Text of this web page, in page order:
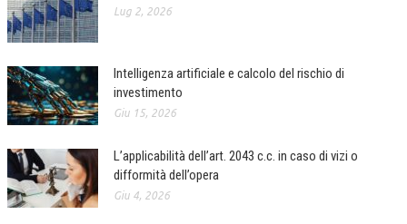
MATERIALE DIDATTICO
Lug 2, 2026
Intelligenza artificiale e calcolo del rischio di
investimento
Giu 15, 2026
L’applicabilità dell’art. 2043 c.c. in caso di vizi o
difformità dell’opera
Giu 4, 2026